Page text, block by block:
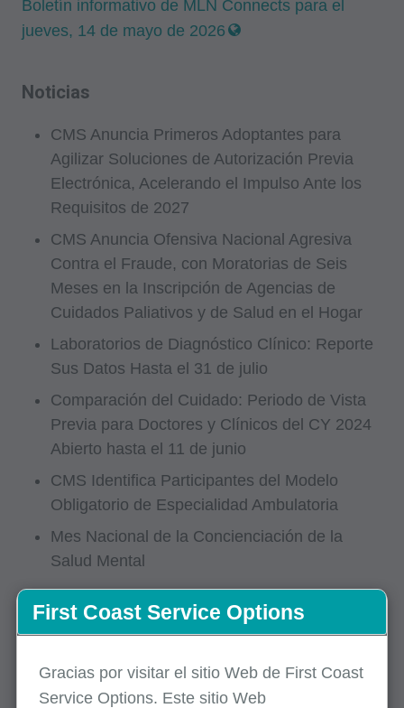
Boletín informativo de MLN Connects para el
jueves, 14 de mayo de 2026
Noticias
CMS Anuncia Primeros Adoptantes para
Agilizar Soluciones de Autorización Previa
Electrónica, Acelerando el Impulso Ante los
Requisitos de 2027
CMS Anuncia Ofensiva Nacional Agresiva
Contra el Fraude, con Moratorias de Seis
Meses en la Inscripción de Agencias de
Cuidados Paliativos y de Salud en el Hogar
Laboratorios de Diagnóstico Clínico: Reporte
Sus Datos Hasta el 31 de julio
Comparación del Cuidado: Periodo de Vista
Previa para Doctores y Clínicos del CY 2024
Abierto hasta el 11 de junio
CMS Identifica Participantes del Modelo
Obligatorio de Especialidad Ambulatoria
Mes Nacional de la Concienciación de la
Salud Mental
Cumplimiento
Monitoreo Remoto de Pacientes: Use y
Facture Correctamente
First Coast Service Options
Gracias por visitar el sitio Web de First Coast
Service Options. Este sitio Web